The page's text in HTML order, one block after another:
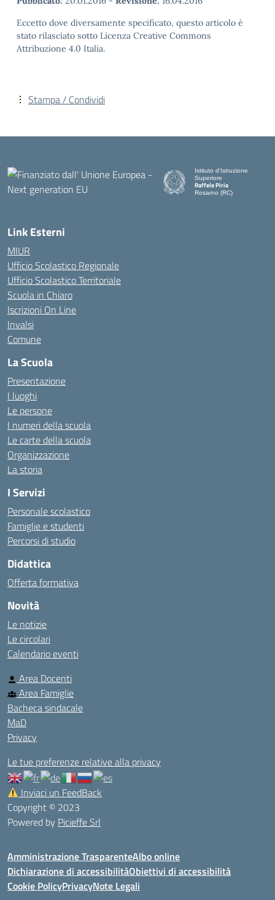
Eccetto dove diversamente specificato, questo articolo è
stato rilasciato sotto Licenza Creative Commons
Attribuzione 4.0 Italia.
Stampa / Condividi
Istituto d'Istruzione
Superiore
Raffele Piria
Rosarno (RC)
Link Esterni
MIUR
Ufficio Scolastico Regionale
Ufficio Scolastico Territoriale
Scuola in Chiaro
Iscrizioni On Line
Invalsi
Comune
La Scuola
Presentazione
I luoghi
Le persone
I numeri della scuola
Le carte della scuola
Organizzazione
La storia
I Servizi
Personale scolastico
Famiglie e studenti
Percorsi di studio
Didattica
Offerta formativa
Novità
Le notizie
Le circolari
Calendario eventi
Area Docenti
Area Famiglie
Bacheca sindacale
MaD
Privacy
Le tue preferenze relative alla privacy
Inviaci un FeedBack
Copyright © 2023
Powered by Picieffe Srl
Amministrazione TrasparenteAlbo online
Dichiarazione di accessibilitàObiettivi di accessibilità
Cookie PolicyPrivacyNote Legali